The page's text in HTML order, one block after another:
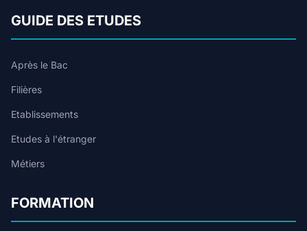
GUIDE DES ETUDES
Après le Bac
Filières
Etablissements
Etudes à l'étranger
Métiers
FORMATION